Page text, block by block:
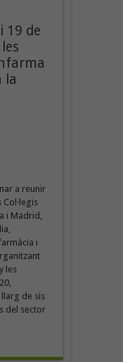
19 de
la
a reunir
i Madrid,
i
les
llarg de sis
del sector